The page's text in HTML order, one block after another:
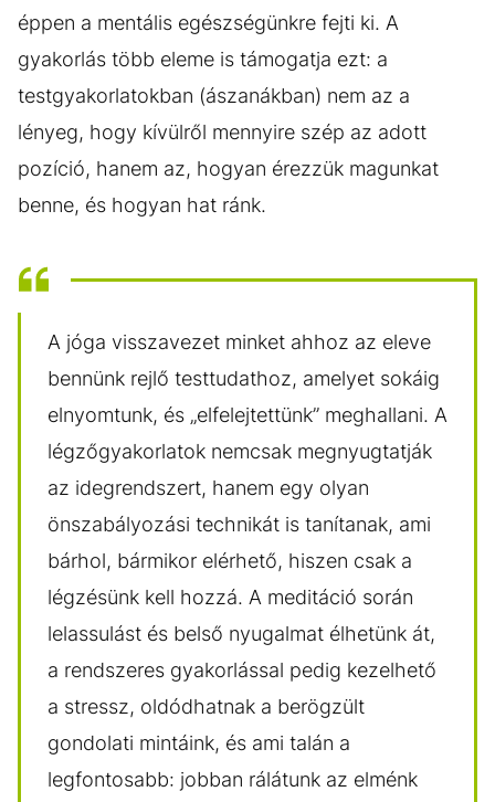
éppen a mentális egészségünkre fejti ki. A
gyakorlás több eleme is támogatja ezt: a
testgyakorlatokban (ászanákban) nem az a
lényeg, hogy kívülről mennyire szép az adott
pozíció, hanem az, hogyan érezzük magunkat
benne, és hogyan hat ránk.
A jóga visszavezet minket ahhoz az eleve
bennünk rejlő testtudathoz, amelyet sokáig
elnyomtunk, és „elfelejtettünk” meghallani. A
légzőgyakorlatok nemcsak megnyugtatják
az idegrendszert, hanem egy olyan
önszabályozási technikát is tanítanak, ami
bárhol, bármikor elérhető, hiszen csak a
légzésünk kell hozzá. A meditáció során
lelassulást és belső nyugalmat élhetünk át,
a rendszeres gyakorlással pedig kezelhető
a stressz, oldódhatnak a berögzült
gondolati mintáink, és ami talán a
legfontosabb: jobban rálátunk az elménk